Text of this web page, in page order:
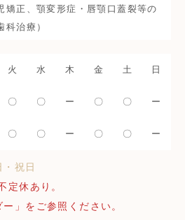
矯正、顎変形症・唇顎口蓋裂等の
治療）
火 水 木 金 土 日
〇 〇 ー 〇 〇 ー
〇 〇 ー 〇 〇 ー
祝日
定休あり。
」をご参照ください。